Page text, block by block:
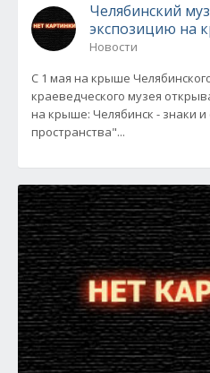
Челябинский
экспозицию на
Новости
С 1 мая на крыше
краеведческого музея
на крыше: Челябинск - знаки и
пространства"...